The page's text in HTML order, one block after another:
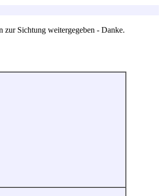
zur Sichtung weitergegeben - Danke.